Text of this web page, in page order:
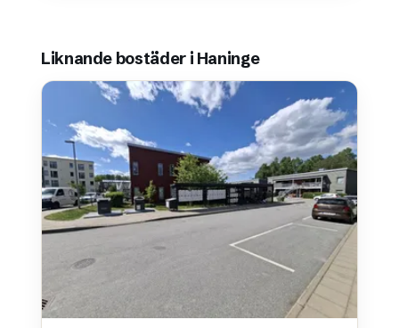
Liknande bostäder i Haninge